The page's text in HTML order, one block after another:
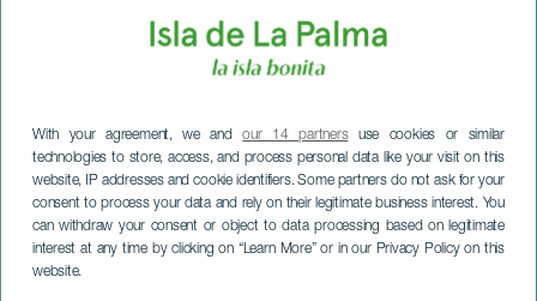
With your agreement, we andour 14 partnersuse cookies or similar
technologies to store, access, and process personal data like your visit on this
website, IP addresses and cookie identifiers. Some partners do not ask for your
consent to process your data and rely on their legitimate business interest. You
can withdraw your consent or object to data processing based on legitimate
interest at any time by clicking on “Learn More” or in our Privacy Policy on this
website.